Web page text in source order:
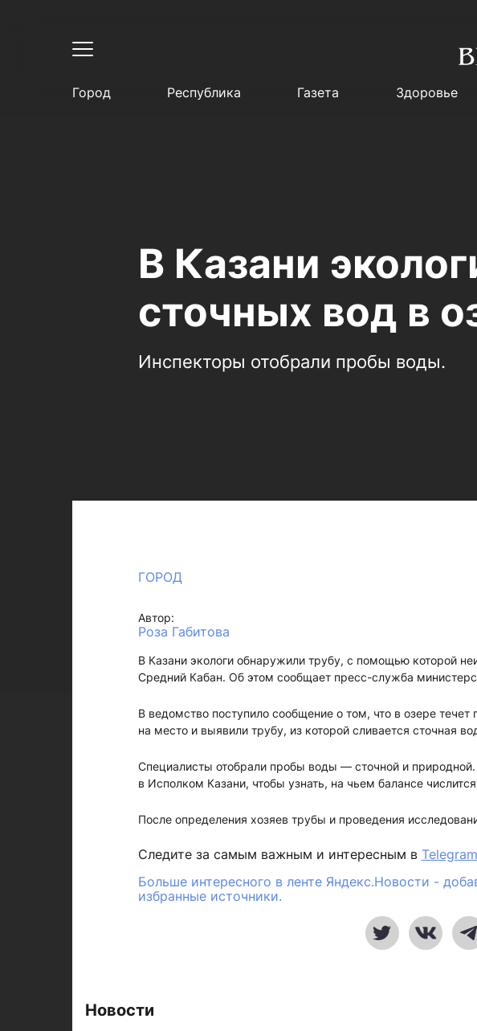
Город Республика Газета Здоровье
В Казани
сточных вод в
Инспекторы отобрали пробы воды.
ГОРОД
Автор:
Роза Габитова
В Казани экологи обнаружили трубу, с помощью которой
Средний Кабан. Об этом сообщает пресс-служба
В ведомство поступило сообщение о том, что в озере
на место и выявили трубу, из которой сливается сточная
Специалисты отобрали пробы воды — сточной и природной.
в Исполком Казани, чтобы узнать, на чьем балансе
После определения хозяев трубы и проведения
Следите за самым важным и интересным в
Больше интересного в ленте Яндекс.Новости -
избранные источники.
Новости